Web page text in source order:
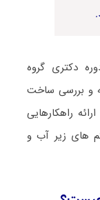
دکتری گروه
و بررسی ساخت
راهکارهایی
های زیر آب و